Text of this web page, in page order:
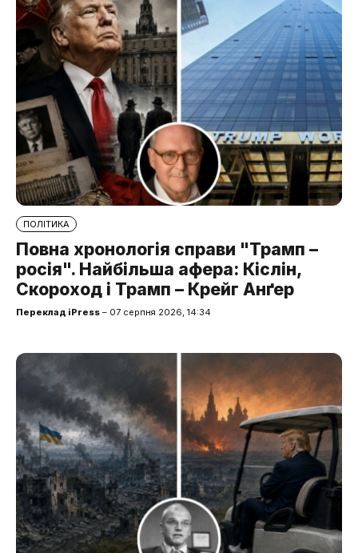
ПОЛІТИКА
Повна хронологія справи "Трамп –
росія". Найбільша афера: Кіслін,
Скороход і Трамп – Крейг Анґер
Переклад iPress – 07 серпня 2026, 14:34